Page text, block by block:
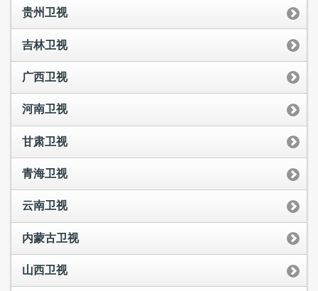
贵州卫视
吉林卫视
广西卫视
河南卫视
甘肃卫视
青海卫视
云南卫视
内蒙古卫视
山西卫视